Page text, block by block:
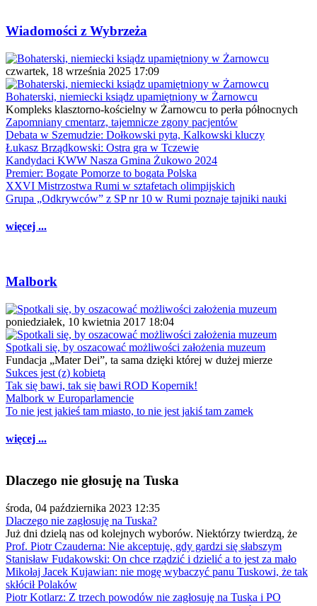
Wiadomości z Wybrzeża
czwartek, 18 września 2025 17:09
Bohaterski, niemiecki ksiądz upamiętniony w Żarnowcu
Kompleks klasztorno-kościelny w Żarnowcu to perła północnych
Zapomniany cmentarz, tajemnicze zgony pacjentów
Debata w Szemudzie: Dołkowski pyta, Kalkowski kluczy
Łukasz Brządkowski: Ostra gra w Tczewie
Kandydaci KWW Nasza Gmina Żukowo 2024
Premier: Bogate Pomorze to bogata Polska
XXVI Mistrzostwa Rumi w sztafetach olimpijskich
Grupa „Odkrywców” z SP nr 10 w Rumi poznaje tajniki nauki
więcej ...
Malbork
poniedziałek, 10 kwietnia 2017 18:04
Spotkali się, by oszacować możliwości założenia muzeum
Fundacja „Mater Dei”, ta sama dzięki której w dużej mierze
Sukces jest (z) kobietą
Tak się bawi, tak się bawi ROD Kopernik!
Malbork w Europarlamencie
To nie jest jakieś tam miasto, to nie jest jakiś tam zamek
więcej ...
Dlaczego nie głosuję na Tuska
środa, 04 października 2023 12:35
Dlaczego nie zagłosuję na Tuska?
Już dni dzielą nas od kolejnych wyborów. Niektórzy twierdzą, że
Prof. Piotr Czauderna: Nie akceptuję, gdy gardzi się słabszym
Stanisław Fudakowski: On chce rządzić i dzielić a to jest za mało
Mikołaj Jacek Kujawian: nie mogę wybaczyć panu Tuskowi, że tak
skłócił Polaków
Piotr Kotlarz: Z trzech powodów nie zagłosuję na Tuska i PO